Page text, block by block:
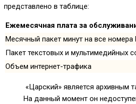
представлено в таблице:
Ежемесячная плата за
Месячный пакет минут на все
Пакет текстовых и мультимедийных
Объем интернет-трафика
«Царский» является архивным
На данный момент он